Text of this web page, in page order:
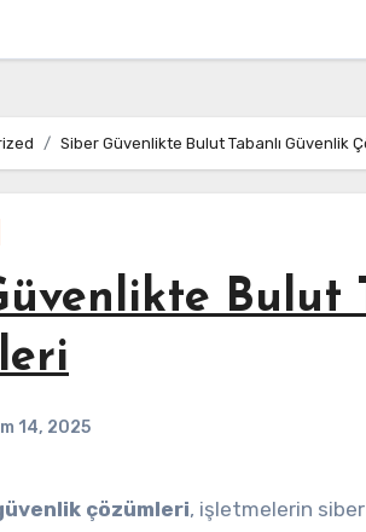
Siber Güvenlikte Bulut Tabanlı Güvenlik
Bulut
14, 2025
çözümleri, işletmelerin